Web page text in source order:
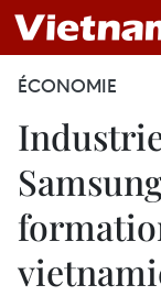
ÉCONOMIE